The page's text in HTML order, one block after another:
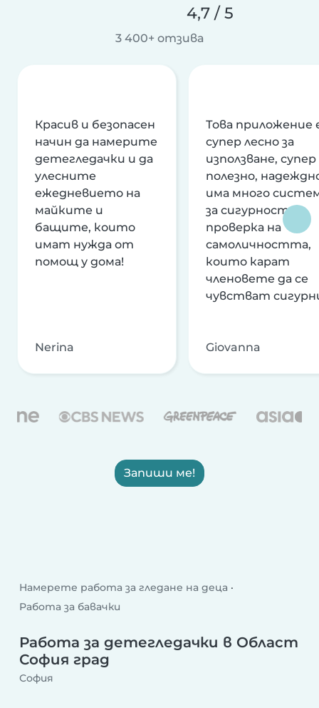
4,7 / 5
3 400+ отзива
Красив и безопасен
начин да намерите
детегледачки и да
улесните
ежедневието на
майките и
бащите, които
имат нужда от
помощ у дома!
Nerina
Това приложение
супер лесно за
използване, супер
полезно,
има много
за сигурност и
проверка на
самоличността,
които карат
членовете да се
чувстват
Giovanna
Запиши ме!
Намерете работа за гледане на деца
Работа за бавачки
Работа за детегледачки в Област
София град
София